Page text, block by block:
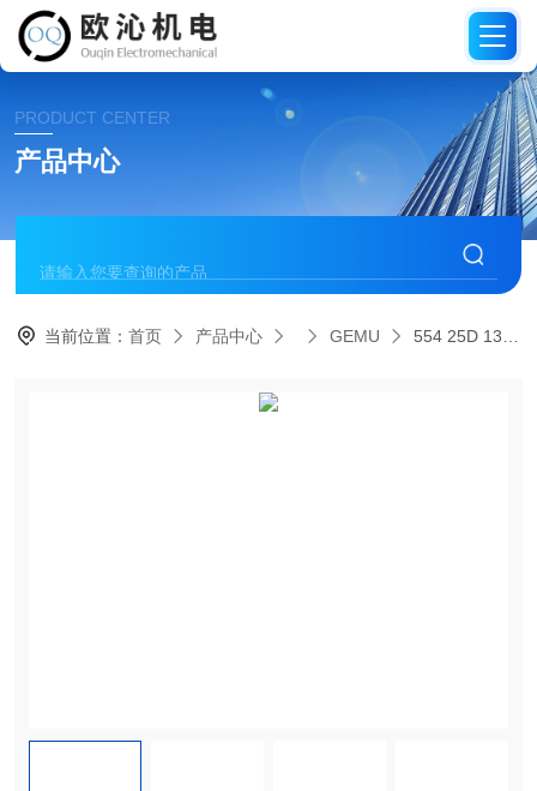
PRODUCT CENTER
产品中心
当前位置：首页 产品中心 GEMU 554 25D 137 511/2德国盖米GEMU角座球阀